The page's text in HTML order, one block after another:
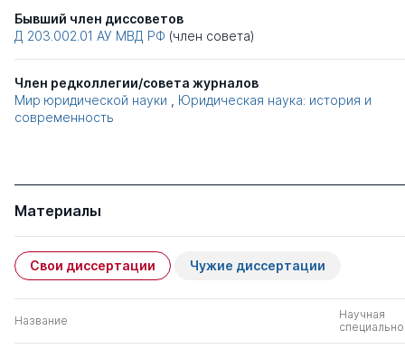
Бывший член диссоветов
Д 203.002.01 АУ МВД РФ (член совета)
Член редколлегии/совета журналов
Мир юридической науки
Юридическая наука: история и
современность
Материалы
Свои диссертации Чужие диссертации
Название
Научная